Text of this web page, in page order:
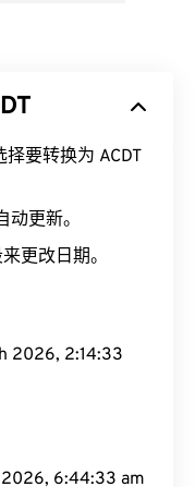
要转换为 ACDT
更新。
更改日期。
2026, 2:14:34
2026, 6:44:34 am